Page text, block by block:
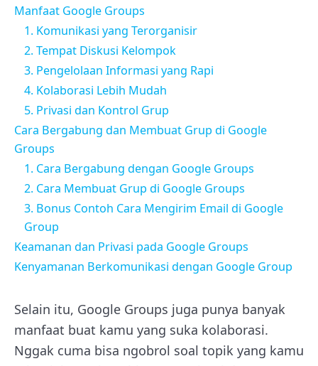
Manfaat Google Groups
1. Komunikasi yang Terorganisir
2. Tempat Diskusi Kelompok
3. Pengelolaan Informasi yang Rapi
4. Kolaborasi Lebih Mudah
5. Privasi dan Kontrol Grup
Cara Bergabung dan Membuat Grup di Google
Groups
1. Cara Bergabung dengan Google Groups
2. Cara Membuat Grup di Google Groups
3. Bonus Contoh Cara Mengirim Email di Google
Group
Keamanan dan Privasi pada Google Groups
Kenyamanan Berkomunikasi dengan Google Group
Selain itu, Google Groups juga punya banyak
manfaat buat kamu yang suka kolaborasi.
Nggak cuma bisa ngobrol soal topik yang kamu